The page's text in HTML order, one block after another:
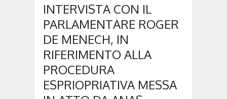
INTERVISTA CON IL
PARLAMENTARE ROGER
DE MENECH, IN
RIFERIMENTO ALLA
PROCEDURA
ESPRIOPRIATIVA MESSA